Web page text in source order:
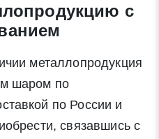
с
металлопродукция
шаром по
по России и
связавшись с